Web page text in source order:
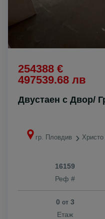
254388 €
497539.68 лв
Двустаен с Двор/
гр. Пловдив
16159
Реф #
0 от3
Етаж